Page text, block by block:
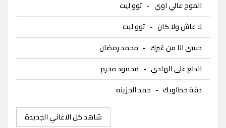
الموج عالي اوي - توو ليت
لا عاش ولا كان - توو ليت
حبيبي انا من غيرك - محمد رمضان
الدلع على الهادي - محمود محرم
دقة خطاويك - حمد الخزينه
شاهد كل الاغاني الجديدة